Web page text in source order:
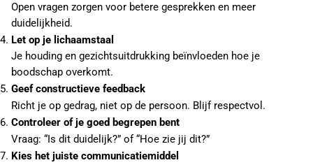
Open vragen zorgen voor betere gesprekken en meer
duidelijkheid.
Let op je lichaamstaal
Je houding en gezichtsuitdrukking beïnvloeden hoe je
boodschap overkomt.
Geef constructieve feedback
Richt je op gedrag, niet op de persoon. Blijf respectvol.
Controleer of je goed begrepen bent
Vraag: “Is dit duidelijk?” of “Hoe zie jij dit?”
Kies het juiste communicatiemiddel